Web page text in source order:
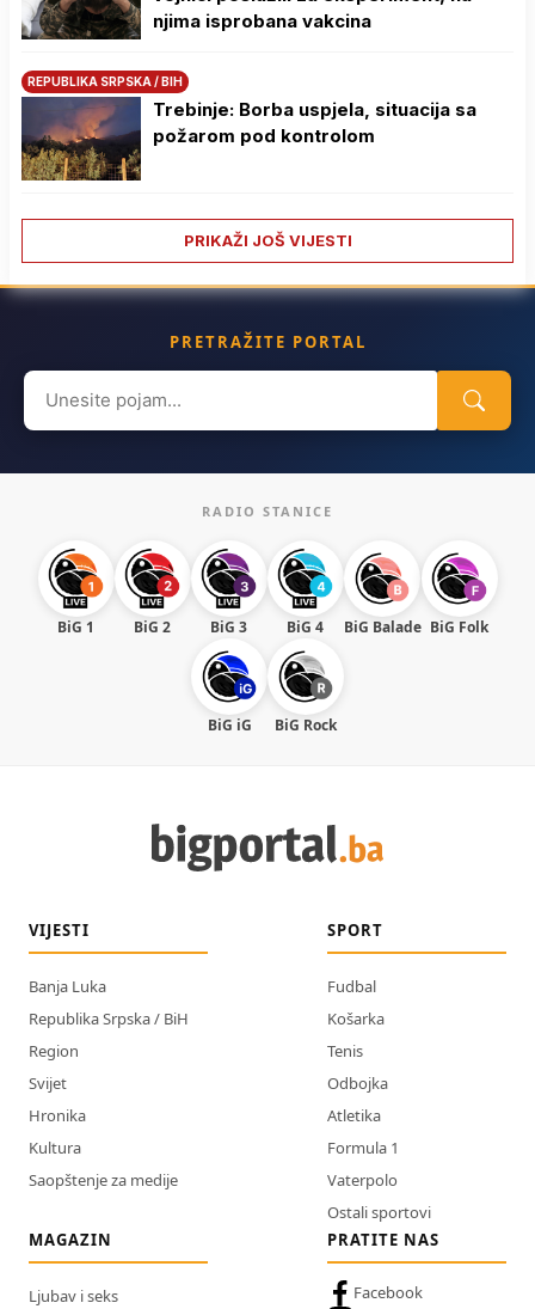
njima isprobana vakcina
REPUBLIKA SRPSKA / BIH
Trebinje: Borba uspjela, situacija sa
požarom pod kontrolom
PRIKAŽI JOŠ VIJESTI
PRETRAŽITE PORTAL
Search
for:
RADIO STANICE
BiG 1 BiG 2 BiG 3 BiG 4 BiG Balade BiG Folk
BiG iG BiG Rock
VIJESTI
Banja Luka
Republika Srpska / BiH
Region
Svijet
Hronika
Kultura
Saopštenje za medije
SPORT
Fudbal
Košarka
Tenis
Odbojka
Atletika
Formula 1
Vaterpolo
Ostali sportovi
MAGAZIN
Ljubav i seks
PRATITE NAS
Facebook